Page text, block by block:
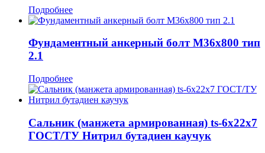
Подробнее
Фундаментный анкерный болт М36x800 тип
2.1
Подробнее
Сальник (манжета армированная) ts-6x22x7
ГОСТ/ТУ Нитрил бутадиен каучук